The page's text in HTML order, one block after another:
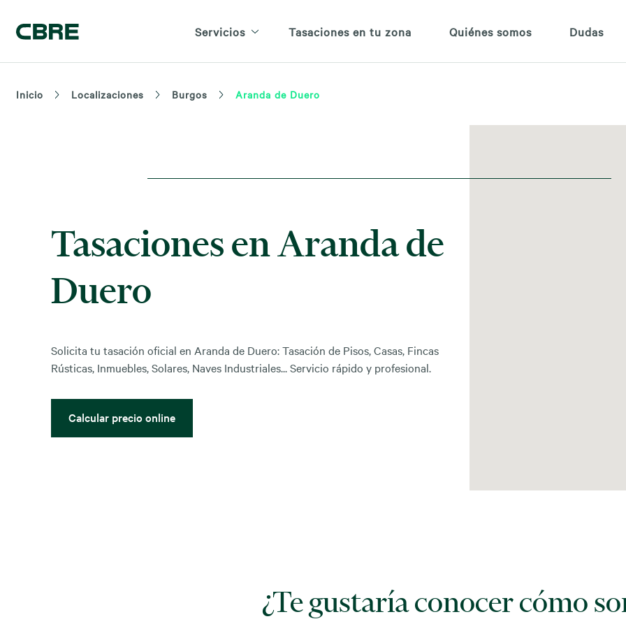
Servicios Tasaciones en tu zona Quiénes somos Dudas
Inicio Localizaciones Burgos Aranda de Duero
Tasaciones en Aranda de
Duero
Solicita tu tasación oficial en Aranda de Duero: Tasación de Pisos, Casas, Fincas
Rústicas, Inmuebles, Solares, Naves Industriales... Servicio rápido y profesional.
Calcular precio online
¿Te gustaría conocer cómo